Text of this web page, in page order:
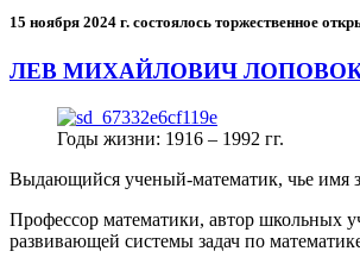
15 ноября 2024 г. состоялось торжественное
ЛЕВ МИХАЙЛОВИЧ
Годы жизни: 1916 – 1992 гг.
Выдающийся ученый-математик, чье имя
Профессор математики, автор школьных
развивающей системы задач по